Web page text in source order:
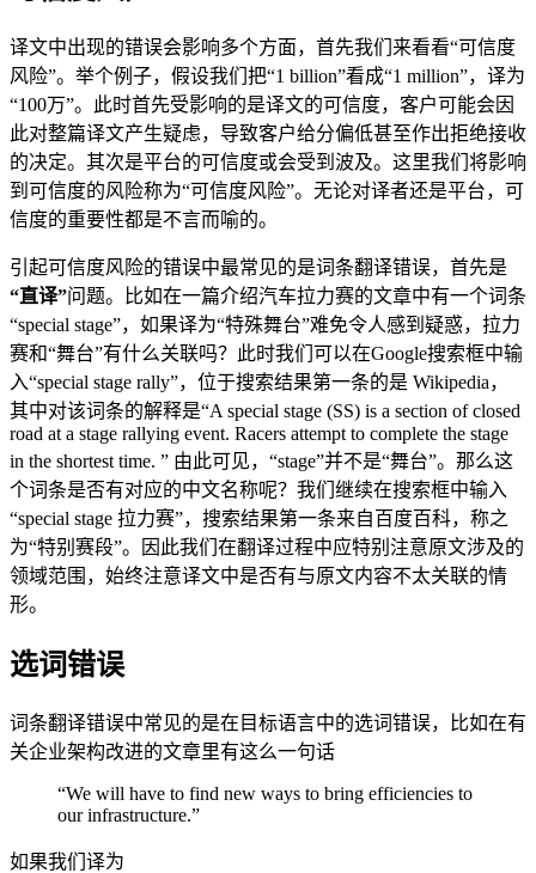
译文中出现的错误会影响多个方面，首先我们来看看“可信度
风险”。举个例子，假设我们把“1 billion”看成“1 million”，译为
“100万”。此时首先受影响的是译文的可信度，客户可能会因
此对整篇译文产生疑虑，导致客户给分偏低甚至作出拒绝接收
的决定。其次是平台的可信度或会受到波及。这里我们将影响
到可信度的风险称为“可信度风险”。无论对译者还是平台，可
信度的重要性都是不言而喻的。
引起可信度风险的错误中最常见的是词条翻译错误，首先是
“直译”问题。比如在一篇介绍汽车拉力赛的文章中有一个词条
“special stage”，如果译为“特殊舞台”难免令人感到疑惑，拉力
赛和“舞台”有什么关联吗？此时我们可以在Google搜索框中输
入“special stage rally”，位于搜索结果第一条的是 Wikipedia，
其中对该词条的解释是“A special stage (SS) is a section of closed
road at a stage rallying event. Racers attempt to complete the stage
in the shortest time. ” 由此可见，“stage”并不是“舞台”。那么这
个词条是否有对应的中文名称呢？我们继续在搜索框中输入
“special stage 拉力赛”，搜索结果第一条来自百度百科，称之
为“特别赛段”。因此我们在翻译过程中应特别注意原文涉及的
领域范围，始终注意译文中是否有与原文内容不太关联的情
形。
选词错误
词条翻译错误中常见的是在目标语言中的选词错误，比如在有
关企业架构改进的文章里有这么一句话
“We will have to find new ways to bring efficiencies to
our infrastructure.”
如果我们译为